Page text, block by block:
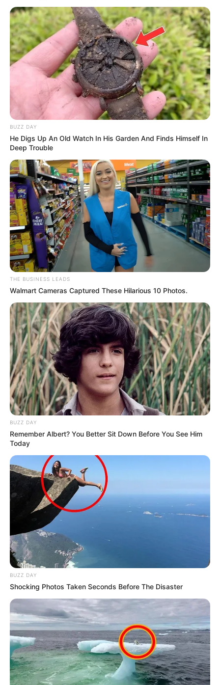
BUZZ DAY
He Digs Up An Old Watch In His Garden And Finds Himself In
Deep Trouble
THE BUSINESS LEADS
Walmart Cameras Captured These Hilarious 10 Photos.
BUZZ DAY
Remember Albert? You Better Sit Down Before You See Him
Today
BUZZ DAY
Shocking Photos Taken Seconds Before The Disaster